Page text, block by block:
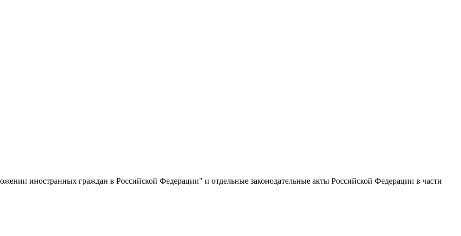
иностранных граждан в Российской Федерации" и отдельные законодательные акты Российской Федерации в части